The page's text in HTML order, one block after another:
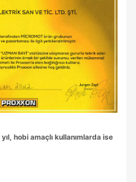
hobi amaçlı kullanımlarda ise